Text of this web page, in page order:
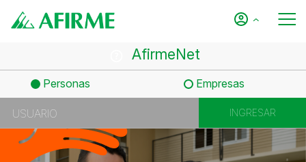
AfirmeNet
Personas Empresas